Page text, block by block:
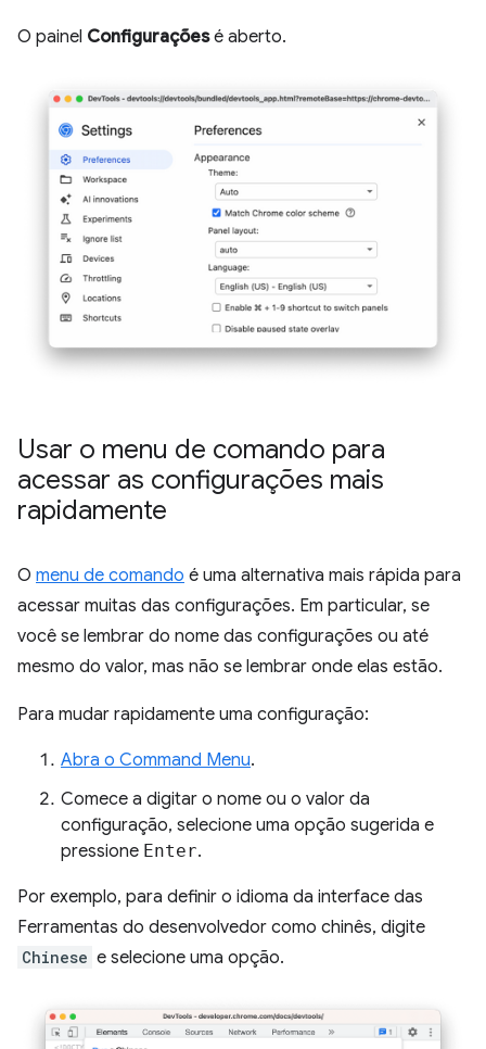
O painel Configuraçõesé aberto.
Usar o menu de comando para
acessar as configurações mais
rapidamente
O menu de comando é uma alternativa mais rápida para
acessar muitas das configurações. Em particular, se
você se lembrar do nome das configurações ou até
mesmo do valor, mas não se lembrar onde elas estão.
Para mudar rapidamente uma configuração:
Abra o Command Menu.
Comece a digitar o nome ou o valor da
configuração, selecione uma opção sugerida e
pressione Enter.
Por exemplo, para definir o idioma da interface das
Ferramentas do desenvolvedor como chinês, digite
Chinese e selecione uma opção.